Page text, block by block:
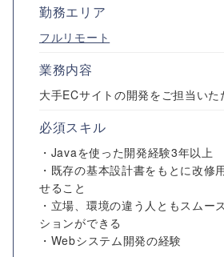
勤務エリア
フルリモート
業務内容
大手ECサイトの開発をご担当いた
必須スキル
・Javaを使った開発経験3年以上
・既存の基本設計書をもとに改修
せること
・立場、環境の違う人ともスムー
ションができる
・Webシステム開発の経験